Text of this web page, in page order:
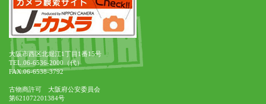
大阪市西区北堀江1丁目1番15号
TEL.06-6536-2000（代）
FAX.06-6538-3792
古物商許可 大阪府公安委員会
第621072201384号